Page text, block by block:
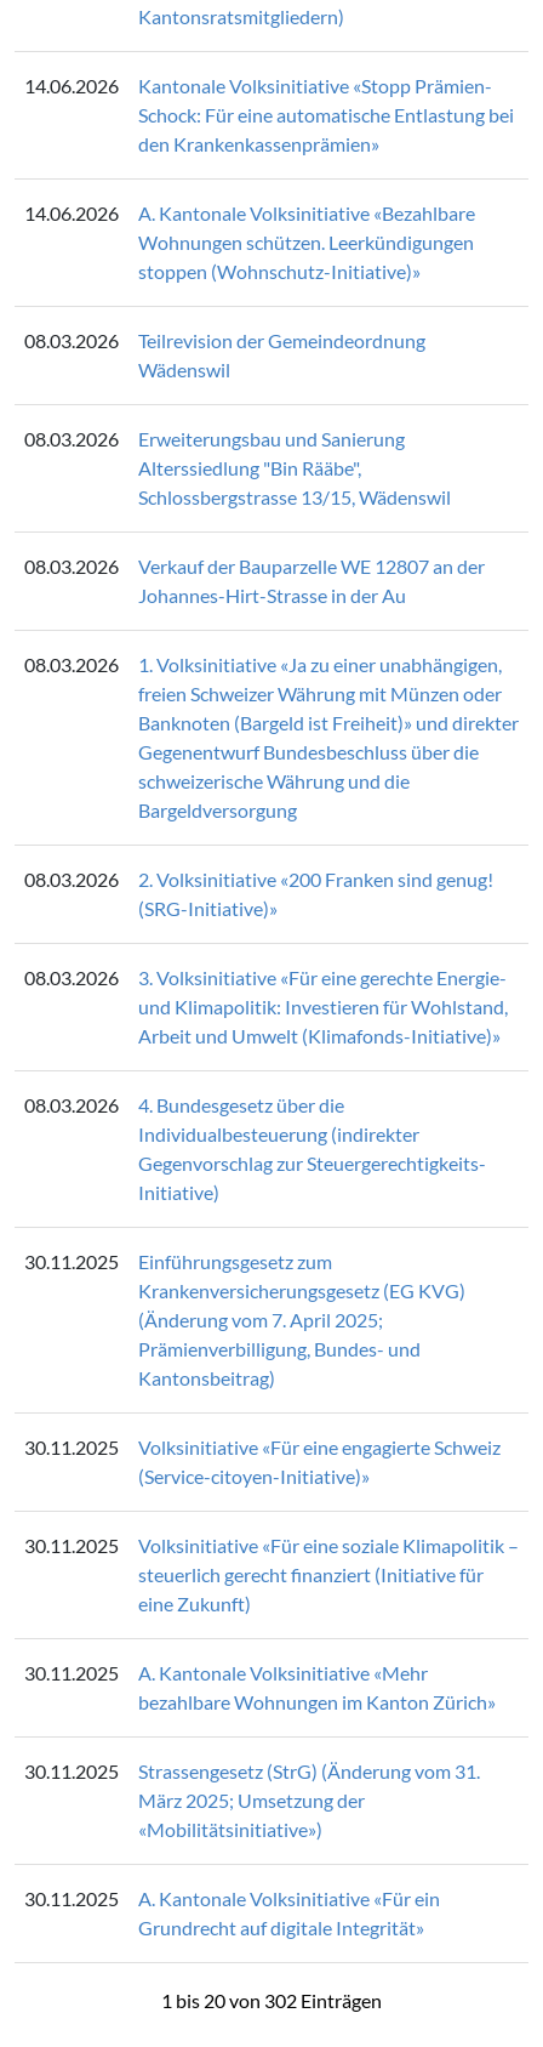
Kantonsratsmitgliedern)
14.06.2026
Kantonale Volksinitiative «Stopp Prämien-
Schock: Für eine automatische Entlastung bei
den Krankenkassenprämien»
14.06.2026
A. Kantonale Volksinitiative «Bezahlbare
Wohnungen schützen. Leerkündigungen
stoppen (Wohnschutz-Initiative)»
08.03.2026
Teilrevision der Gemeindeordnung
Wädenswil
08.03.2026
Erweiterungsbau und Sanierung
Alterssiedlung "Bin Rääbe",
Schlossbergstrasse 13/15, Wädenswil
08.03.2026
Verkauf der Bauparzelle WE 12807 an der
Johannes-Hirt-Strasse in der Au
08.03.2026
1. Volksinitiative «Ja zu einer unabhängigen,
freien Schweizer Währung mit Münzen oder
Banknoten (Bargeld ist Freiheit)» und direkter
Gegenentwurf Bundesbeschluss über die
schweizerische Währung und die
Bargeldversorgung
08.03.2026
2. Volksinitiative «200 Franken sind genug!
(SRG-Initiative)»
08.03.2026
3. Volksinitiative «Für eine gerechte Energie-
und Klimapolitik: Investieren für Wohlstand,
Arbeit und Umwelt (Klimafonds-Initiative)»
08.03.2026
4. Bundesgesetz über die
Individualbesteuerung (indirekter
Gegenvorschlag zur Steuergerechtigkeits-
Initiative)
30.11.2025
Einführungsgesetz zum
Krankenversicherungsgesetz (EG KVG)
(Änderung vom 7. April 2025;
Prämienverbilligung, Bundes- und
Kantonsbeitrag)
30.11.2025
Volksinitiative «Für eine engagierte Schweiz
(Service-citoyen-Initiative)»
30.11.2025
Volksinitiative «Für eine soziale Klimapolitik –
steuerlich gerecht finanziert (Initiative für
eine Zukunft)
30.11.2025
A. Kantonale Volksinitiative «Mehr
bezahlbare Wohnungen im Kanton Zürich»
30.11.2025
Strassengesetz (StrG) (Änderung vom 31.
März 2025; Umsetzung der
«Mobilitätsinitiative»)
30.11.2025
A. Kantonale Volksinitiative «Für ein
Grundrecht auf digitale Integrität»
1 bis 20 von 302 Einträgen